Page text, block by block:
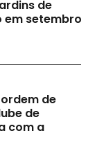
de
em setembro
de
de
com a